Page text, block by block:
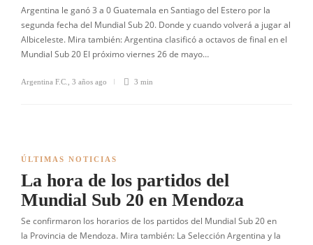
Argentina le ganó 3 a 0 Guatemala en Santiago del Estero por la
segunda fecha del Mundial Sub 20. Donde y cuando volverá a jugar al
Albiceleste. Mira también: Argentina clasificó a octavos de final en el
Mundial Sub 20 El próximo viernes 26 de mayo…
Argentina F.C. 3 años ago 3 min
ÚLTIMAS NOTICIAS
La hora de los partidos del
Mundial Sub 20 en Mendoza
Se confirmaron los horarios de los partidos del Mundial Sub 20 en
la Provincia de Mendoza. Mira también: La Selección Argentina y la